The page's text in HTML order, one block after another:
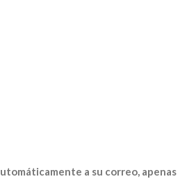
a su correo, apenas